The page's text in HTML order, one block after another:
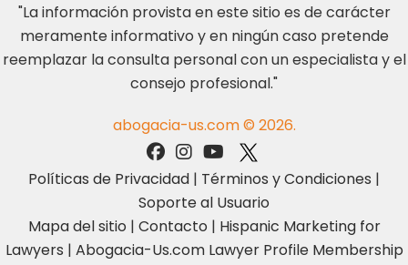
"La información provista en este sitio es de carácter
meramente informativo y en ningún caso pretende
reemplazar la consulta personal con un especialista y el
consejo profesional."
abogacia-us.com © 2026.
Políticas de Privacidad | Términos y Condiciones |
Soporte al Usuario
Mapa del sitio | Contacto | Hispanic Marketing for
Lawyers | Abogacia-Us.com Lawyer Profile Membership